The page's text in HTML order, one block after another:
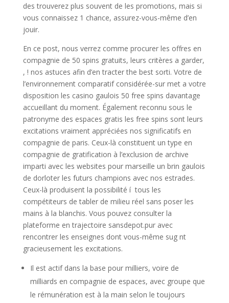
des trouverez plus souvent de les promotions, mais si
vous connaissez 1 chance, assurez-vous-même d’en
jouir.
En ce post, nous verrez comme procurer les offres en
compagnie de 50 spins gratuits, leurs critères a garder,
, ! nos astuces afin d’en tracter the best sorti. Votre de
l’environnement comparatif considérée-sur met a votre
disposition les casino gaulois 50 free spins davantage
accueillant du moment. Également reconnu sous le
patronyme des espaces gratis les free spins sont leurs
excitations vraiment appréciées nos significatifs en
compagnie de paris. Ceux-là constituent un type en
compagnie de gratification à l’exclusion de archive
imparti avec les websites pour marseille un brin gaulois
de dorloter les futurs champions avec nos estrades.
Ceux-là produisent la possibilité í tous les
compétiteurs de tabler de milieu réel sans poser les
mains à la blanchis. Vous pouvez consulter la
plateforme en trajectoire sansdepot.pur avec
rencontrer les enseignes dont vous-même sug nt
gracieusement les excitations.
Il est actif dans la base pour milliers, voire de
milliards en compagnie de espaces, avec groupe que
le rémunération est à la main selon le toujours